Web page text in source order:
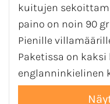
kuitujen
paino on noin 90
Pienille
Paketissa on
englanninkielinen